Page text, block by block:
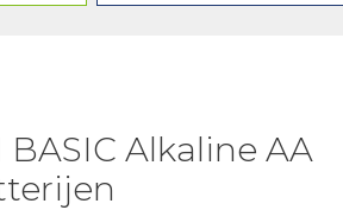
BASIC Alkaline AA